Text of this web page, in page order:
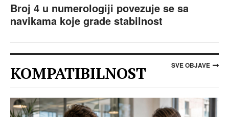
Broj 4 u numerologiji povezuje se sa
navikama koje grade stabilnost
KOMPATIBILNOST SVE OBJAVE